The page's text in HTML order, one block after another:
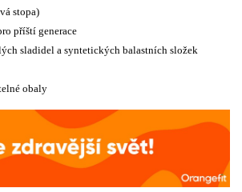
stopa)
příští generace
sladidel a syntetických balastních složek
obaly